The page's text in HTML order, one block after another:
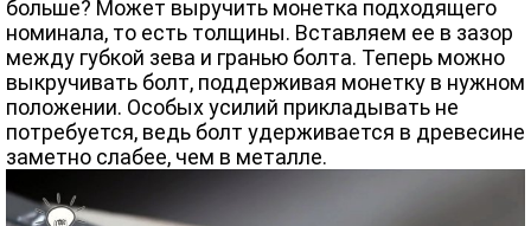
больше? Может выручить монетка подходящего
номинала, то есть толщины. Вставляем ее в зазор
между губкой зева и гранью болта. Теперь можно
выкручивать болт, поддерживая монетку в нужном
положении. Особых усилий прикладывать не
потребуется, ведь болт удерживается в древесине
заметно слабее, чем в металле.